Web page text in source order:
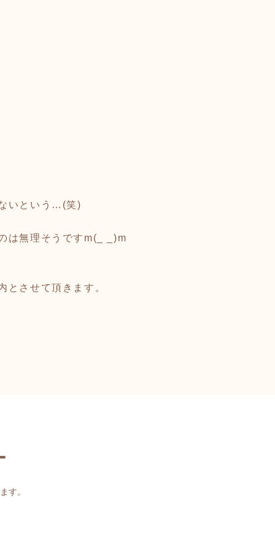
いという…(笑)
は無理そうですm(_ _)m
とさせて頂きます。
す。